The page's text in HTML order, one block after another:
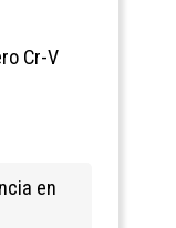
Cr-V
en